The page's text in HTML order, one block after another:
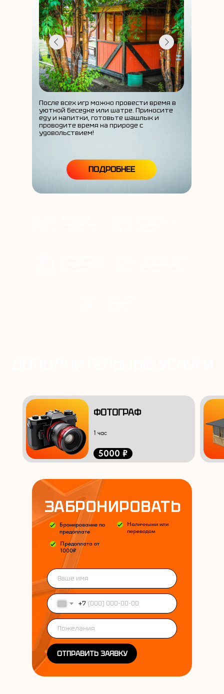
ПОДРОБНЕЕ
После всех игр можно провести время в
уютной беседке или шатре. Приносите
еду и напитки, готовьте шашлык и
проводите время на природе с
удовольствием!
ФОТОГРАФ
1 час
5000 ₽
ЗАБРОНИРОВАТЬ
Бронирование по
предоплате
Предоплата от
1000₽
Наличными или
переводом
+7
ОТПРАВИТЬ ЗАЯВКУ